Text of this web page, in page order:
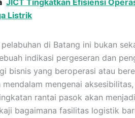
JICT Tingkatkan Efisiensi
Listrik
pelabuhan di Batang ini bukan
indikasi pergeseran dan
bisnis yang beroperasi atau
mendalam mengenai
rantai pasok akan
bagaimana fasilitas logistik